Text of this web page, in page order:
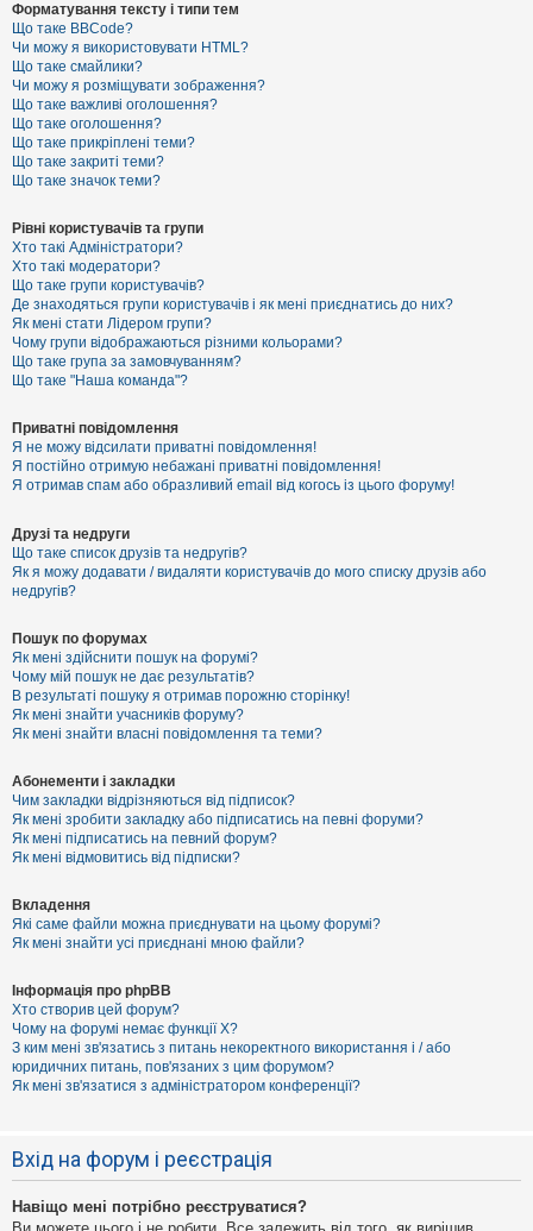
П
о
ш
у
к
Д
о
п
о
г
а
Форматування тексту і типи тем
Що таке BBCode?
Чи можу я використовувати HTML?
Що таке смайлики?
Чи можу я розміщувати зображення?
Що таке важливі оголошення?
Що таке оголошення?
Що таке прикріплені теми?
Що таке закриті теми?
Що таке значок теми?
Рівні користувачів та групи
Хто такі Адміністратори?
Хто такі модератори?
Що таке групи користувачів?
Де знаходяться групи користувачів і як мені приєднатись до них?
Як мені стати Лідером групи?
Чому групи відображаються різними кольорами?
Що таке група за замовчуванням?
Що таке "Наша команда"?
Приватні повідомлення
Я не можу відсилати приватні повідомлення!
Я постійно отримую небажані приватні повідомлення!
Я отримав спам або образливий email від когось із цього форуму!
Друзі та недруги
Що таке список друзів та недругів?
Як я можу додавати / видаляти користувачів до мого списку друзів або
недругів?
Пошук по форумах
Як мені здійснити пошук на форумі?
Чому мій пошук не дає результатів?
В результаті пошуку я отримав порожню сторінку!
Як мені знайти учасників форуму?
Як мені знайти власні повідомлення та теми?
Абонементи і закладки
Чим закладки відрізняються від підписок?
Як мені зробити закладку або підписатись на певні форуми?
Як мені підписатись на певний форум?
Як мені відмовитись від підписки?
Вкладення
Які саме файли можна приєднувати на цьому форумі?
Як мені знайти усі приєднані мною файли?
Інформація про phpBB
Хто створив цей форум?
Чому на форумі немає функції X?
З ким мені зв'язатись з питань некоректного використання і / або
юридичних питань, пов'язаних з цим форумом?
Як мені зв'язатися з адміністратором конференції?
Вхід на форум і реєстрація
Навіщо мені потрібно реєструватися?